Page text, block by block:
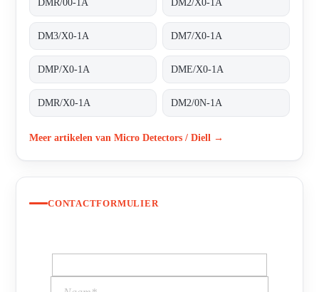
DMR/00-1A DM2/X0-1A
DM3/X0-1A DM7/X0-1A
DMP/X0-1A DME/X0-1A
DMR/X0-1A DM2/0N-1A
Meer artikelen van Micro Detectors / Diell →
CONTACTFORMULIER